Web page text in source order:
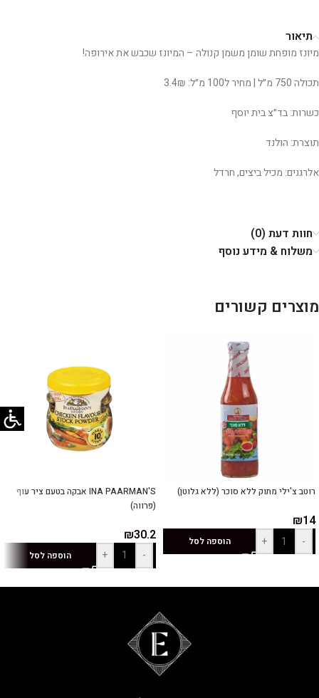
תיאור
מיונז מופחת שומן משמן קנולה – המיונז שכבש את אירופה!
תכולה 750 מ״ל | מחיר ל100 מ״ל: 3.4₪
כשרות: בד״צ בית יוסף
תוצרת: הולנד
אלרגנים: מכיל ביצים, חרדל
חוות דעת (0)
משלוח & מידע נוסף
מוצרים קשורים
רוטב צ'ילי מתוק ללא סוכר (ללא גלוטן)
₪14
-
+ הוספה לסל
INA PAARMAN'S אבקה בטעם ציר עוף
(פרווה)
₪30.2
-
+ הוספה לסל